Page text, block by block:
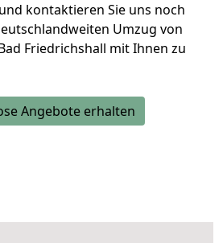
und kontaktieren Sie uns noch
Umzug von
Friedrichshall mit Ihnen zu
Angebote erhalten